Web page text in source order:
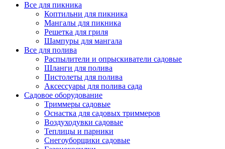
Все для пикника
Коптильни для пикника
Мангалы для пикника
Решетка для гриля
Шампуры для мангала
Все для полива
Распылители и опрыскиватели садовые
Шланги для полива
Пистолеты для полива
Аксессуары для полива сада
Садовое оборудование
Триммеры садовые
Оснастка для садовых триммеров
Воздуходувки садовые
Теплицы и парники
Снегоуборщики садовые